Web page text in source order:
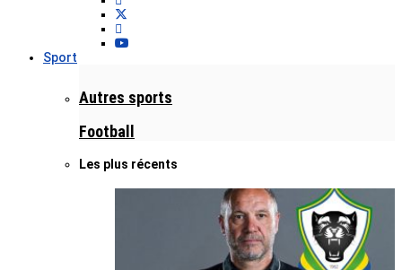
Sport
Autres sports
Football
Les plus récents